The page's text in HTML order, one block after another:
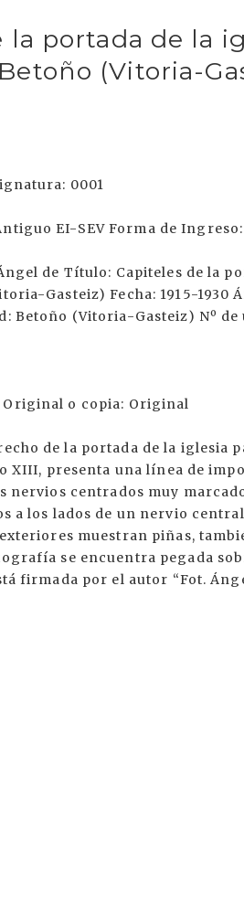
la portada de la
(Vitoria-
0001
EI-SEV Forma de
de Título: Capiteles de la
Gasteiz) Fecha: 1915-
Betoño (Vitoria-Gasteiz) Nº de
Original o copia: Original
de la portada de la iglesia
XIII, presenta una línea de
nervios centrados muy
a los lados de un nervio
muestran piñas,
se encuentra pegada
firmada por el autor “Fot.